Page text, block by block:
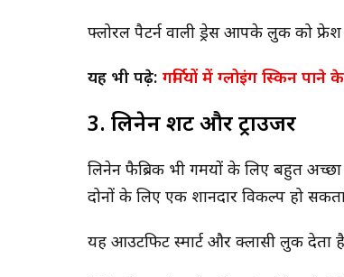
फ्लोरल पैटर्न वाली ड्रेस आपके लुक को
यह भी पढ़े: गर्मियों में ग्लोइंग स्किन
3. लिनेन शर्ट और ट्राउजर
लिनेन फैब्रिक भी गर्मियों के लिए बहुत
दोनों के लिए एक शानदार विकल्प हो
यह आउटफिट स्मार्ट और क्लासी लुक